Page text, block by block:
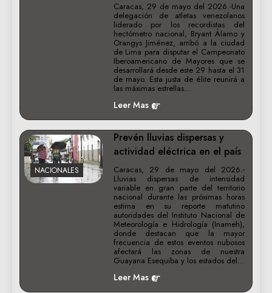
Caracas, 29 de mayo del 2026.-Una
delegación de atletas venezolanos
liderado por los recordistas del
hectómetro nacional, Bryant Álamo y
Orangys Jiménez, arribó a la ciudad
de Lima para disputar el Campeonato
Iberoamericano de Mayores que se
desarrollará desde este 29 hasta el 31
de mayo. Esta justa de élite reunirá a
las máximas estrellas…
Leer Mas
NACIONALES
Prevén lluvias dispersas y
actividad eléctrica en el país
Caracas, 29 de mayo del 2026.-
Lluvias dispersas de intensidad
variable en gran parte del territorio
nacional durante las próximas horas
estima en su reporte matutino
autoridades del Instituto Nacional de
Meteorología e Hidrología (Inameh),
donde destacan que la mayor
frecuencia de estos eventos nubosos
afectará las zonas de nuestra
Guayana Esequiba y los estados del…
Leer Mas